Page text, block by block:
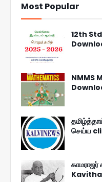
Most Popular
12th
NMMS
செய்ய